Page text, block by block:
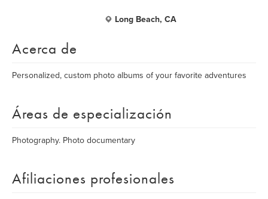
Long Beach, CA
Acerca de
Personalized, custom photo albums of your favorite adventures
Áreas de especialización
Photography. Photo documentary
Afiliaciones profesionales